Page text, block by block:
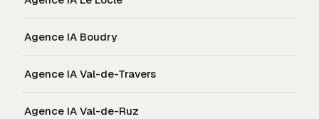
Agence IA Boudry
Agence IA Val-de-Travers
Agence IA Val-de-Ruz